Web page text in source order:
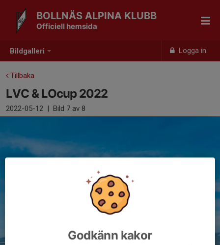
Bildgalleri Logga in
BOLLNÄS ALPINA KLUBB
Officiell hemsida
Tillbaka
LVC & LOcup 2022
2022-05-12 | Bild 7 av 8
Godkänn kakor